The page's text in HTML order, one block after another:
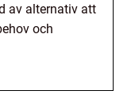
av alternativ att
och